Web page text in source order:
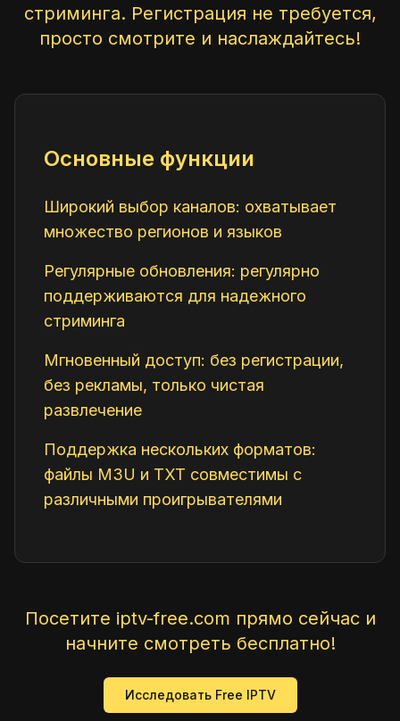
стриминга. Регистрация не требуется,
просто смотрите и наслаждайтесь!
Основные функции
Широкий выбор каналов: охватывает
множество регионов и языков
Регулярные обновления: регулярно
поддерживаются для надежного
стриминга
Мгновенный доступ: без регистрации,
без рекламы, только чистая
развлечение
Поддержка нескольких форматов:
файлы M3U и TXT совместимы с
различными проигрывателями
Посетите iptv-free.com прямо сейчас и
начните смотреть бесплатно!
Исследовать Free IPTV